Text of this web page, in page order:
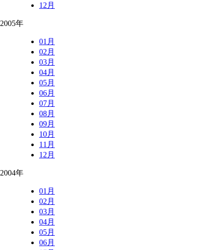
12月
2005年
01月
02月
03月
04月
05月
06月
07月
08月
09月
10月
11月
12月
2004年
01月
02月
03月
04月
05月
06月